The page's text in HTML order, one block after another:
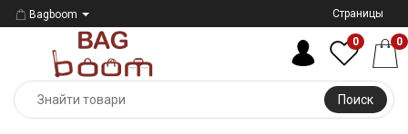
Bagboom Страницы
Поиск
0 0